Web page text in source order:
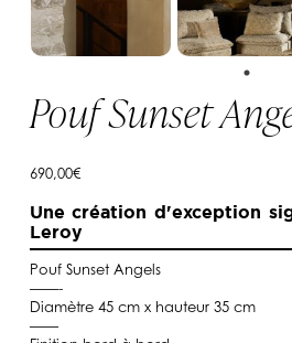
Pouf Sunset
690,00€
Une création d'exception
Leroy
Pouf Sunset Angels
——-
Diamètre 45 cm x hauteur 35 cm
——